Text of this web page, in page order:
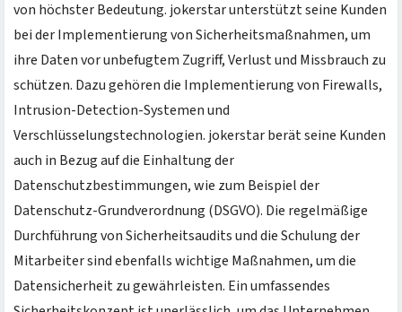
von höchster Bedeutung. jokerstar unterstützt seine Kunden
bei der Implementierung von Sicherheitsmaßnahmen, um
ihre Daten vor unbefugtem Zugriff, Verlust und Missbrauch zu
schützen. Dazu gehören die Implementierung von Firewalls,
Intrusion-Detection-Systemen und
Verschlüsselungstechnologien. jokerstar berät seine Kunden
auch in Bezug auf die Einhaltung der
Datenschutzbestimmungen, wie zum Beispiel der
Datenschutz-Grundverordnung (DSGVO). Die regelmäßige
Durchführung von Sicherheitsaudits und die Schulung der
Mitarbeiter sind ebenfalls wichtige Maßnahmen, um die
Datensicherheit zu gewährleisten. Ein umfassendes